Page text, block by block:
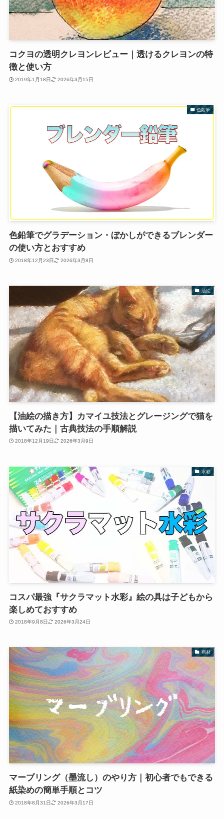
コクヨの透明クレヨンレビュー｜透けるクレヨンの特
徴と使い方
2019年1月18日 2026年3月15日
色鉛筆
色鉛筆でグラデーション・ぼかしができるブレンダー
の使い方とおすすめ
2018年12月23日 2026年3月8日
油絵
【油絵の描き方】カマイユ技法とグレージングで猫を
描いてみた｜古典技法の手順解説
2018年12月19日 2026年3月9日
水彩
コスパ最強『サクラマット水彩』絵の具は子どもから
楽しめておすすめ
2018年9月8日 2026年3月24日
画材
マーブリング（墨流し）のやり方｜初心者でもできる
紙染めの簡単手順とコツ
2018年8月31日 2026年3月17日